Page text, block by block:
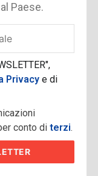
Paese.
Privacye di
conto diterzi.